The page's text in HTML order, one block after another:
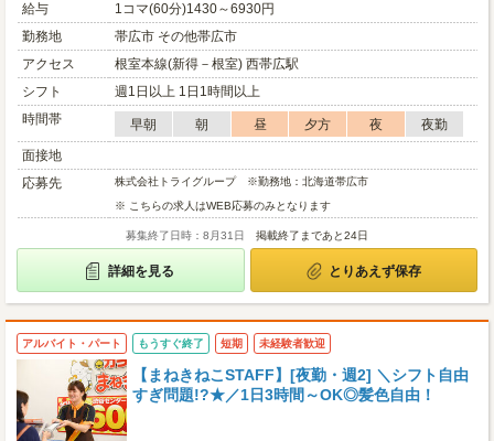
給与
1コマ(60分)1430～6930円
勤務地
帯広市 その他帯広市
アクセス
根室本線(新得－根室) 西帯広駅
シフト
週1日以上 1日1時間以上
時間帯
早朝 朝 昼 夕方 夜
夜勤
面接地
応募先
株式会社トライグループ ※勤務地：北海道帯広市
※ こちらの求人はWEB応募のみとなります
募集終了日時：8月31日 掲載終了まであと24日
詳細を見る とりあえず保存
アルバイト・パート もうすぐ終了 短期 未経験者歓迎
【まねきねこSTAFF】[夜勤・週2] ＼シフト自由
すぎ問題!?★／1日3時間～OK◎髪色自由！